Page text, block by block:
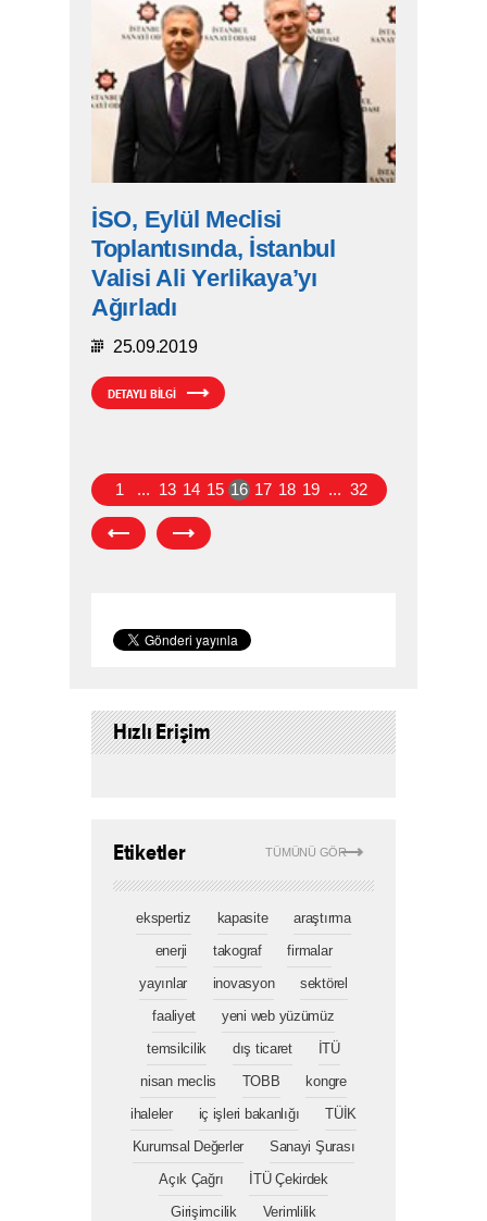
İSO, Eylül Meclisi
Toplantısında, İstanbul
Valisi Ali Yerlikaya’yı
Ağırladı
25.09.2019
DETAYLI BİLGİ
1 ... 13 14 15 16 17 18 19 ... 32
Hızlı Erişim
TÜMÜNÜ GÖR
Etiketler
ekspertiz kapasite
araştırma
enerji
takograf
firmalar
yayınlar
inovasyon
sektörel
faaliyet
yeni web yüzümüz
temsilcilik
dış ticaret
İTÜ
nisan meclis
TOBB
kongre
ihaleler
iç işleri bakanlığı
TÜİK
Kurumsal Değerler
Sanayi Şurası
Açık Çağrı
İTÜ Çekirdek
Girişimcilik
Verimlilik